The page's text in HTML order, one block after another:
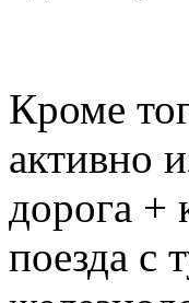
Кроме
активно
дорога +
поезда с